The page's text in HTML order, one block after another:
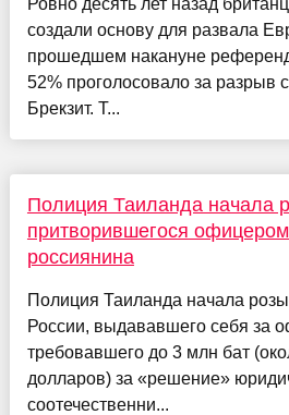
создали основу для развала
прошедшем накануне
52% проголосовало за разрыв
Брекзит. Т...
Полиция Таиланда начала
притворившегося
россиянина
Полиция Таиланда начала
России, выдававшего себя за
требовавшего до 3 млн бат
долларов) за «решение»
соотечественни...